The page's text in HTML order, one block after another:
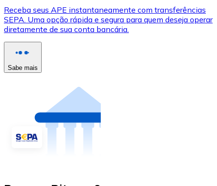
Receba seus APE instantaneamente com transferências
SEPA. Uma opção rápida e segura para quem deseja operar
diretamente de sua conta bancária.
Sabe mais